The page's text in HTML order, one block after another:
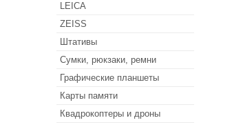
LEICA
ZEISS
Штативы
Сумки, рюкзаки, ремни
Графические планшеты
Карты памяти
Квадрокоптеры и дроны